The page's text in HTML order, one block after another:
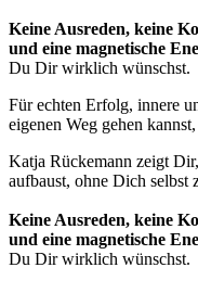
Keine Ausreden, keine
und eine magnetische
Du Dir wirklich wünschst.
Für echten Erfolg, innere
eigenen Weg gehen
Katja Rückemann zeigt
aufbaust, ohne Dich selbst
Keine Ausreden, keine
und eine magnetische
Du Dir wirklich wünschst.